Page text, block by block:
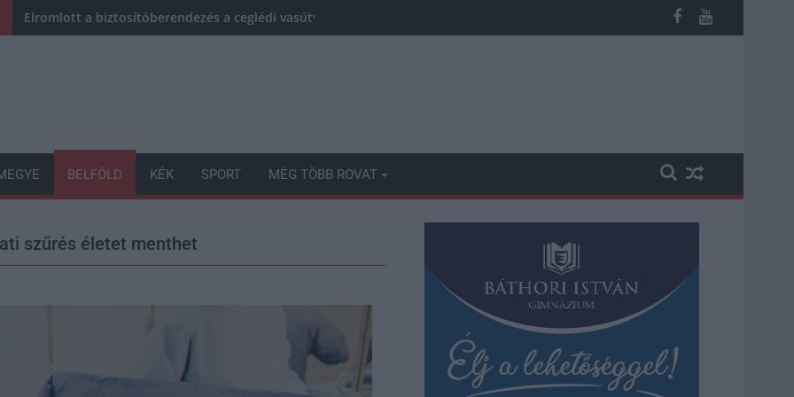
Elromlott a biztosítóberendezés a ceglédi vasútvonalon, alapos késések alakultak ki a menetrendhez képest, kimaradás is
BELFÖLD KÉK SPORT MÉG TÖBB ROVAT
szűrés életet menthet